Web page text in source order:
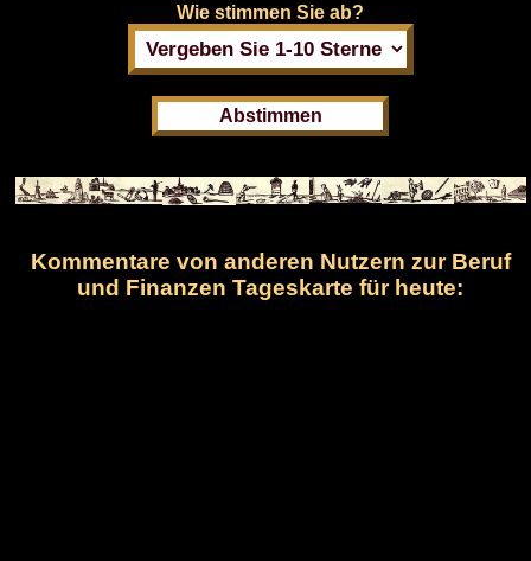
Wie stimmen Sie ab?
Kommentare von anderen Nutzern zur Beruf
und Finanzen Tageskarte für heute: